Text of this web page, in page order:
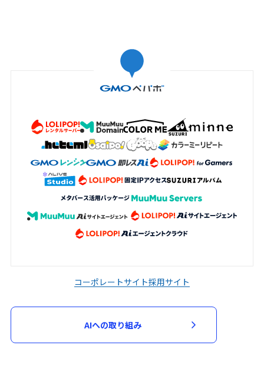
コーポレートサイト採用サイト
AIへの取り組み